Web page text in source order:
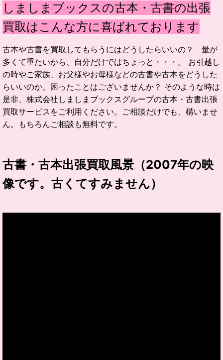
しましまブックスの古本・古書の出張
買取はこんな方に喜ばれております
古本や古書を買取してもらうにはどうしたらいいの？ 量が
多くて重たいから、自分だけではちょっと・・・。 お引越し
の時やご家族、お父様やお母様などの古書や古本をどうした
らいいのか、困ったことはございませんか？ そのような時は
是非、株式会社しましまブックスグループの古本・古書出張
買取サービスをご利用ください。ご相談だけでも、構いませ
ん。もちろんご相談も無料です。
古書・古本出張買取風景（2007年の映
像です。古くてすみません）